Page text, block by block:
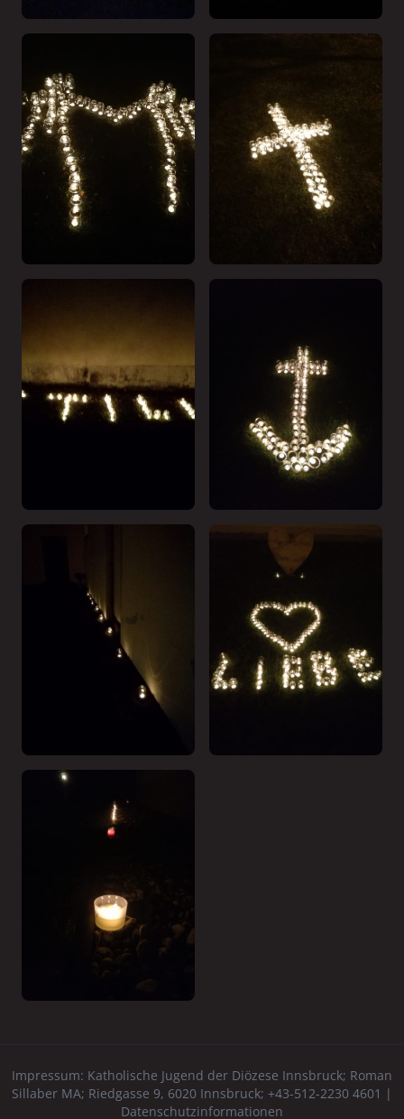
Impressum: Katholische Jugend der Diözese Innsbruck; Roman
Sillaber MA; Riedgasse 9, 6020 Innsbruck; +43-512-2230 4601 |
Datenschutzinformationen